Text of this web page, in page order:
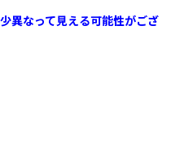
異なって見える可能性がござ